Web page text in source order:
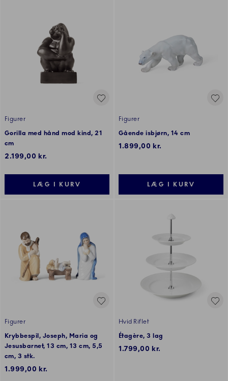
Figurer
Gorilla med hånd mod kind, 21
cm
2.199,00 kr.
LÆG I KURV
Figurer
Gående isbjørn, 14 cm
1.899,00 kr.
LÆG I KURV
Figurer
Krybbespil, Joseph, Maria og
Jesusbarnet, 13 cm, 13 cm, 5,5
cm, 3 stk.
1.999,00 kr.
Hvid Riflet
Étagère, 3 lag
1.799,00 kr.